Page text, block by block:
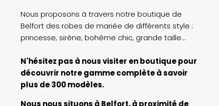
Nous proposons à travers notre boutique de
Belfort des robes de mariée de différents style :
princesse, sirène, bohême chic, grande taille...
N'hésitez pas à nous visiter en boutique pour
découvrir notre gamme complète à savoir
plus de 300 modèles.
Nous nous situons à Belfort, à proximité de